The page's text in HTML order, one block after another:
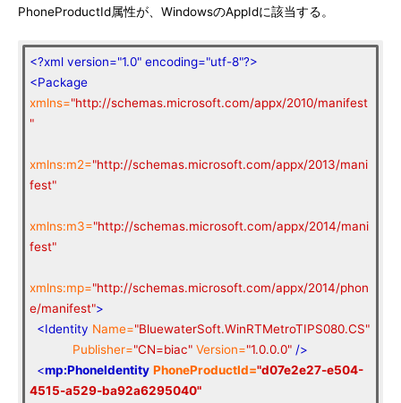
PhoneProductId属性が、WindowsのAppIdに該当する。
<?xml version="1.0" encoding="utf-8"?>
<Package
xmlns="http://schemas.microsoft.com/appx/2010/manifest
"
xmlns:m2="http://schemas.microsoft.com/appx/2013/mani
fest"
xmlns:m3="http://schemas.microsoft.com/appx/2014/mani
fest"
xmlns:mp="http://schemas.microsoft.com/appx/2014/phon
e/manifest">
<Identity Name="BluewaterSoft.WinRTMetroTIPS080.CS"
Publisher="CN=biac" Version="1.0.0.0" />
<mp:PhoneIdentity PhoneProductId="d07e2e27-e504-
4515-a529-ba92a6295040"